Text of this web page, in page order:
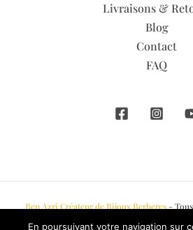
Livraisons &
Blog
Contact
FAQ
Ben Azri Créateur de Bijoux Berberes-
Ben Azri Bijoux Berbères
En poursuivant votre navigation sur